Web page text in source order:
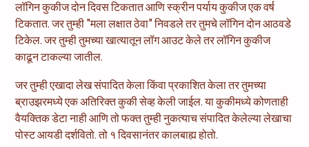
लॉगिन कुकीज दोन दिवस टिकतात आणि स्क्रीन पर्याय कुकीज एक वर्ष
टिकतात. जर तुम्ही "मला लक्षात ठेवा" निवडले तर तुमचे लॉगिन दोन आठवडे
टिकेल. जर तुम्ही तुमच्या खात्यातून लॉग आउट केले तर लॉगिन कुकीज
काढून टाकल्या जातील.
जर तुम्ही एखादा लेख संपादित केला किंवा प्रकाशित केला तर तुमच्या
ब्राउझरमध्ये एक अतिरिक्त कुकी सेव्ह केली जाईल. या कुकीमध्ये कोणताही
वैयक्तिक डेटा नाही आणि तो फक्त तुम्ही नुकत्याच संपादित केलेल्या लेखाचा
पोस्ट आयडी दर्शवितो. तो १ दिवसानंतर कालबाह्य होतो.